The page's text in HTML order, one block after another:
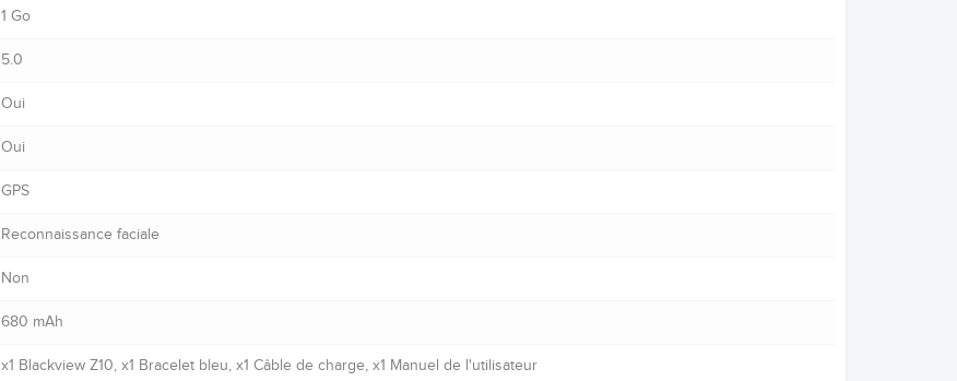
1 Go
5.0
Oui
Oui
GPS
Reconnaissance faciale
Non
680 mAh
x1 Blackview Z10, x1 Bracelet bleu, x1 Câble de charge, x1 Manuel de l'utilisateur